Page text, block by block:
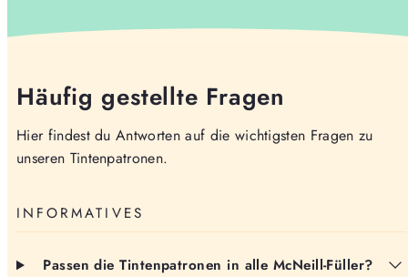
Häufig gestellte Fragen
Hier findest du Antworten auf die wichtigsten Fragen zu
unseren Tintenpatronen.
INFORMATIVES
Passen die Tintenpatronen in alle McNeill-Füller?